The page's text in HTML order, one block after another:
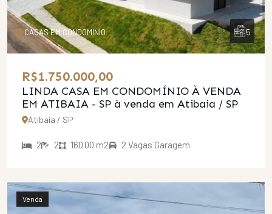
CASAS EM CONDOMINIO 5
R$1.750.000,00
LINDA CASA EM CONDOMÍNIO À VENDA
EM ATIBAIA - SP à venda em Atibaia / SP
Atibaia / SP
2 2 160.00 m2 2 Vagas Garagem
Venda